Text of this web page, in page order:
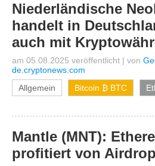
Niederländische
handelt in
auch mit
am 05.08.2025 veröffentlicht | von
de.cryptonews.com
Allgemein
Bitcoin ₿ BTC
Mantle (MNT):
profitiert von